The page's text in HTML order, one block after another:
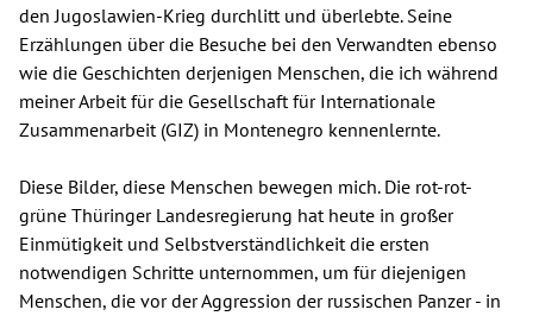
den Jugoslawien-Krieg durchlitt und überlebte. Seine
Erzählungen über die Besuche bei den Verwandten ebenso
wie die Geschichten derjenigen Menschen, die ich während
meiner Arbeit für die Gesellschaft für Internationale
Zusammenarbeit (GIZ) in Montenegro kennenlernte.
Diese Bilder, diese Menschen bewegen mich. Die rot-rot-
grüne Thüringer Landesregierung hat heute in großer
Einmütigkeit und Selbstverständlichkeit die ersten
notwendigen Schritte unternommen, um für diejenigen
Menschen, die vor der Aggression der russischen Panzer - in